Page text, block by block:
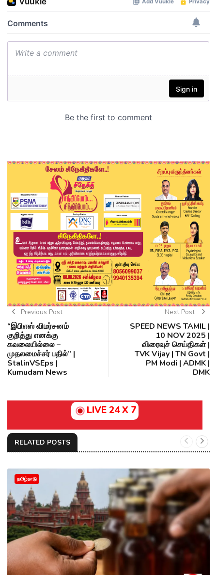
Previous Post
“இபிஎஸ் விமர்சனம்
குறித்து எனக்கு
கவலையில்லை –
முதலமைச்சர் பதில்” |
StalinVSEps |
Kumudam News
Next Post
SPEED NEWS TAMIL |
10 NOV 2025 |
விரைவுச் செய்திகள் |
TVK Vijay | TN Govt |
PM Modi | ADMK |
DMK
LIVE 24 X 7
RELATED POSTS
தமிழ்நாடு